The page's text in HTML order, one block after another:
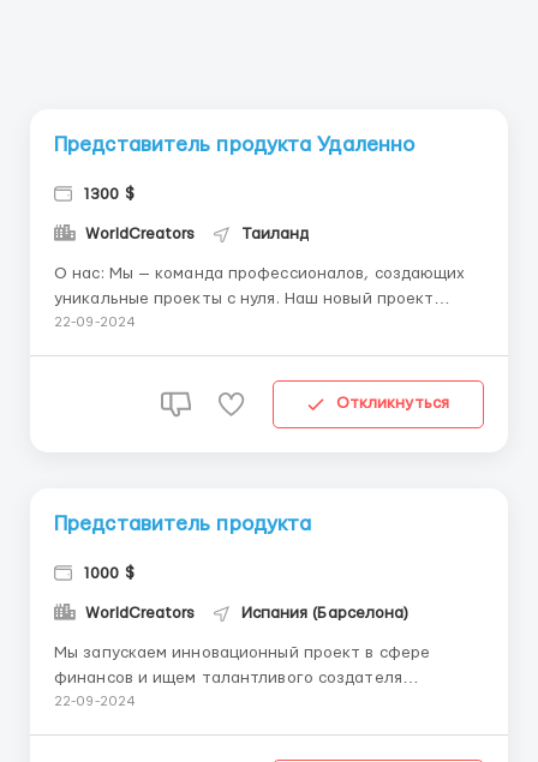
Представитель продукта Удаленно
1300 $
WorldCreators Таиланд
О нас: Мы — команда профессионалов, создающих
уникальные проекты с нуля. Наш новый проект
посвящён современным финансовым технологиям, и
22-09-2024
Откликнуться
Представитель продукта
1000 $
WorldCreators Испания (Барселона)
Мы запускаем инновационный проект в сфере
финансов и ищем талантливого создателя
контента. Если вы живёте за пределами СНГ и
22-09-2024